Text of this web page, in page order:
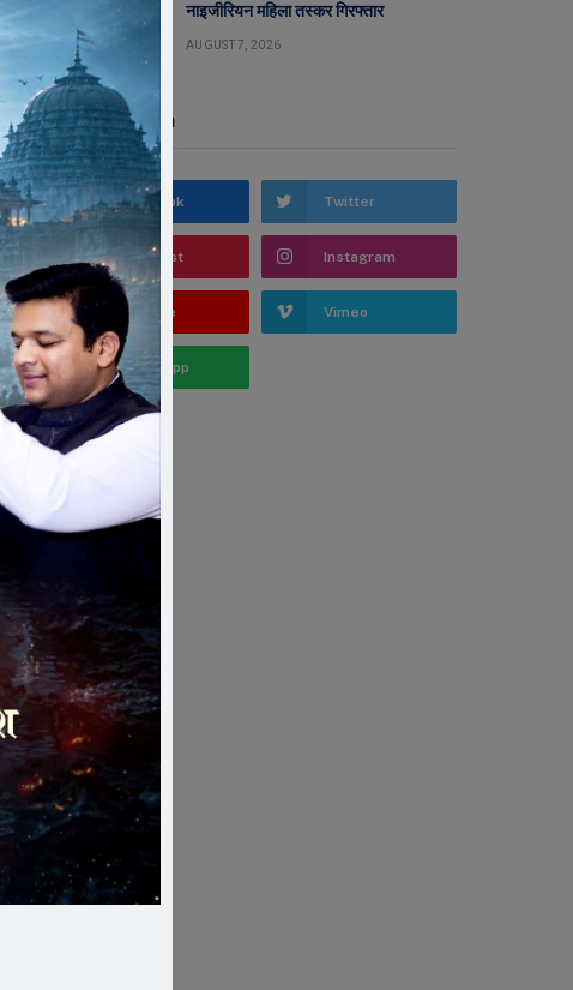
नाइजीरियन महिला तस्कर गिरफ्तार
AUGUST 7, 2026
Stay In Touch
Facebook Twitter
Pinterest Instagram
YouTube Vimeo
WhatsApp